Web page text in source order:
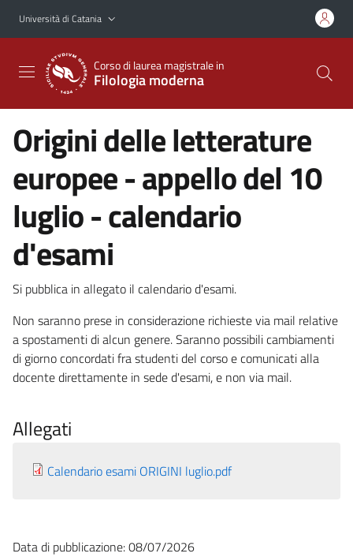
Vai al contenuto principale
Vai al menu di navigazione
Università di Catania
Corso di laurea magistrale in
Filologia moderna
Origini delle letterature
europee - appello del 10
luglio - calendario
d'esami
Si pubblica in allegato il calendario d'esami.
Non saranno prese in considerazione richieste via mail relative
a spostamenti di alcun genere. Saranno possibili cambiamenti
di giorno concordati fra studenti del corso e comunicati alla
docente direttamente in sede d'esami, e non via mail.
Allegati
Calendario esami ORIGINI luglio.pdf
Data di pubblicazione: 08/07/2026